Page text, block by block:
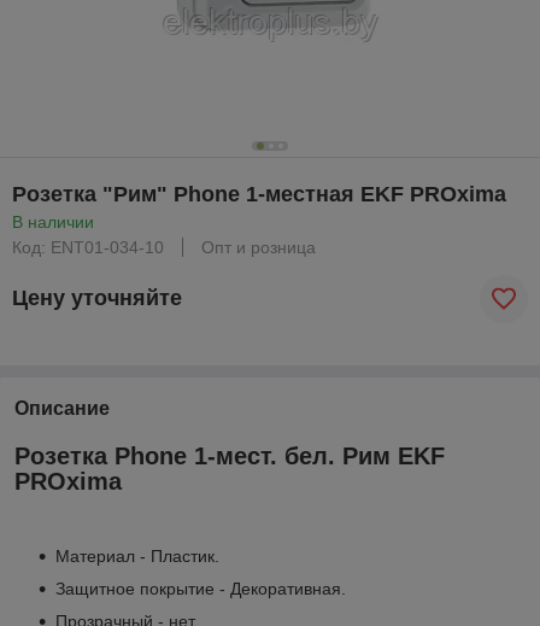
Розетка "Рим" Phone 1-местная EKF PROxima
В наличии
Код: ENT01-034-10
Опт и розница
Цену уточняйте
Описание
Розетка Phone 1-мест. бел. Рим EKF
PROxima
Материал - Пластик.
Защитное покрытие - Декоративная.
Прозрачный - нет.